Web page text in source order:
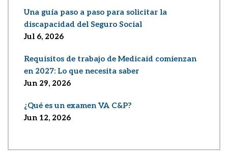
Una guía paso a paso para solicitar la
discapacidad del Seguro Social
Jul 6, 2026
Requisitos de trabajo de Medicaid comienzan
en 2027: Lo que necesita saber
Jun 29, 2026
¿Qué es un examen VA C&P?
Jun 12, 2026